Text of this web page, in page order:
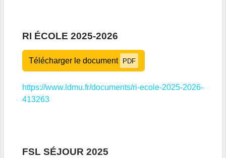
RI ÉCOLE 2025-2026
Télécharger le document PDF
https://www.ldmu.fr/documents/ri-ecole-2025-2026-
413263
FSL SÉJOUR 2025